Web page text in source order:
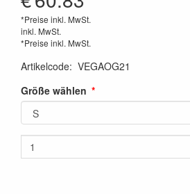
*Preise inkl. MwSt.
inkl. MwSt.
*Preise inkl. MwSt.
Artikelcode: VEGAOG21
Größe wählen